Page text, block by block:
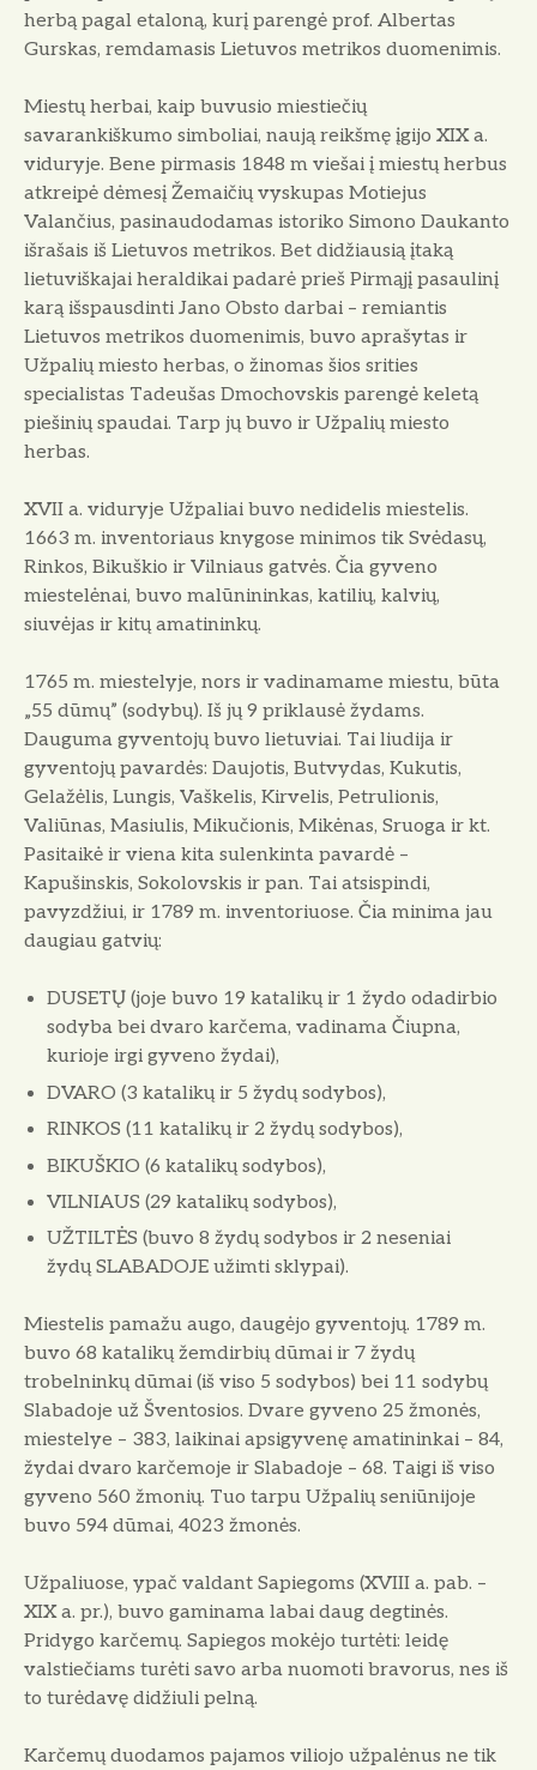
herbą pagal etaloną, kurį parengė prof. Albertas
Gurskas, remdamasis Lietuvos metrikos duomenimis.
Miestų herbai, kaip buvusio miestiečių
savarankiškumo simboliai, naują reikšmę įgijo XIX a.
viduryje. Bene pirmasis 1848 m viešai į miestų herbus
atkreipė dėmesį Žemaičių vyskupas Motiejus
Valančius, pasinaudodamas istoriko Simono Daukanto
išrašais iš Lietuvos metrikos. Bet didžiausią įtaką
lietuviškajai heraldikai padarė prieš Pirmąjį pasaulinį
karą išspausdinti Jano Obsto darbai – remiantis
Lietuvos metrikos duomenimis, buvo aprašytas ir
Užpalių miesto herbas, o žinomas šios srities
specialistas Tadeušas Dmochovskis parengė keletą
piešinių spaudai. Tarp jų buvo ir Užpalių miesto
herbas.
XVII a. viduryje Užpaliai buvo nedidelis miestelis.
1663 m. inventoriaus knygose minimos tik Svėdasų,
Rinkos, Bikuškio ir Vilniaus gatvės. Čia gyveno
miestelėnai, buvo malūnininkas, katilių, kalvių,
siuvėjas ir kitų amatininkų.
1765 m. miestelyje, nors ir vadinamame miestu, būta
„55 dūmų” (sodybų). Iš jų 9 priklausė žydams.
Dauguma gyventojų buvo lietuviai. Tai liudija ir
gyventojų pavardės: Daujotis, Butvydas, Kukutis,
Gelažėlis, Lungis, Vaškelis, Kirvelis, Petrulionis,
Valiūnas, Masiulis, Mikučionis, Mikėnas, Sruoga ir kt.
Pasitaikė ir viena kita sulenkinta pavardė –
Kapušinskis, Sokolovskis ir pan. Tai atsispindi,
pavyzdžiui, ir 1789 m. inventoriuose. Čia minima jau
daugiau gatvių:
DUSETŲ (joje buvo 19 katalikų ir 1 žydo odadirbio
sodyba bei dvaro karčema, vadinama Čiupna,
kurioje irgi gyveno žydai),
DVARO (3 katalikų ir 5 žydų sodybos),
RINKOS (11 katalikų ir 2 žydų sodybos),
BIKUŠKIO (6 katalikų sodybos),
VILNIAUS (29 katalikų sodybos),
UŽTILTĖS (buvo 8 žydų sodybos ir 2 neseniai
žydų SLABADOJE užimti sklypai).
Miestelis pamažu augo, daugėjo gyventojų. 1789 m.
buvo 68 katalikų žemdirbių dūmai ir 7 žydų
trobelninkų dūmai (iš viso 5 sodybos) bei 11 sodybų
Slabadoje už Šventosios. Dvare gyveno 25 žmonės,
miestelye – 383, laikinai apsigyvenę amatininkai – 84,
žydai dvaro karčemoje ir Slabadoje – 68. Taigi iš viso
gyveno 560 žmonių. Tuo tarpu Užpalių seniūnijoje
buvo 594 dūmai, 4023 žmonės.
Užpaliuose, ypač valdant Sapiegoms (XVIII a. pab. –
XIX a. pr.), buvo gaminama labai daug degtinės.
Pridygo karčemų. Sapiegos mokėjo turtėti: leidę
valstiečiams turėti savo arba nuomoti bravorus, nes iš
to turėdavę didžiuli pelną.
Karčemų duodamos pajamos viliojo užpalėnus ne tik